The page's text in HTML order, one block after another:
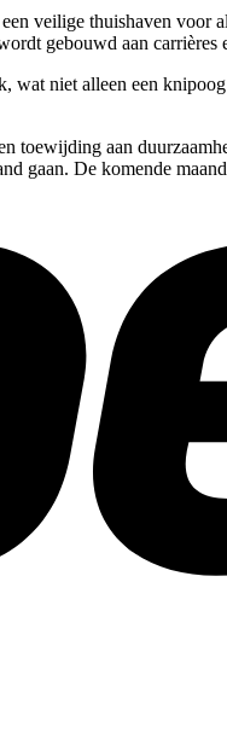
veilige thuishaven
gebouwd aan carrières
wat niet alleen een
toewijding aan
gaan. De komende